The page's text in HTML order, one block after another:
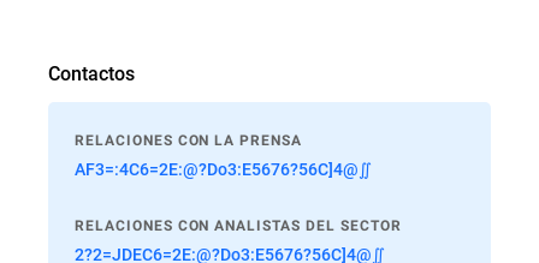
Contactos
RELACIONES CON LA PRENSA
AF3=:4C6=2E:@?Do3:E5676?56C]4@∬
RELACIONES CON ANALISTAS DEL SECTOR
2?2=JDEC6=2E:@?Do3:E5676?56C]4@∬